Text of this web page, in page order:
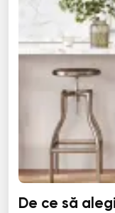
De ce să